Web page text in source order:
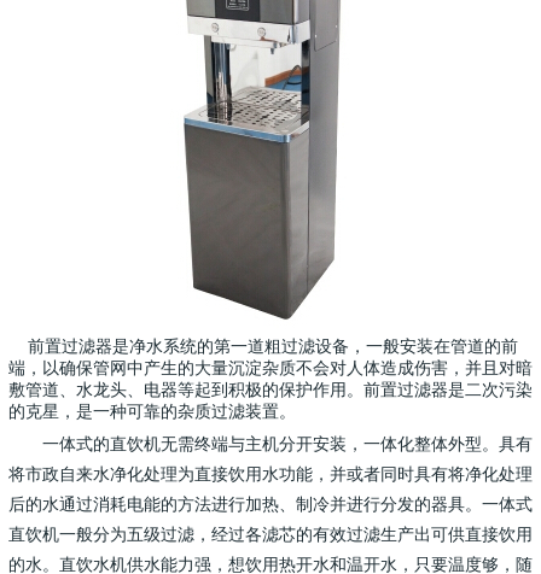
前置过滤器是净水系统的第一道粗过滤设备，一般安装在管道的前
端，以确保管网中产生的大量沉淀杂质不会对人体造成伤害，并且对暗
敷管道、水龙头、电器等起到积极的保护作用。前置过滤器是二次污染
的克星，是一种可靠的杂质过滤装置。
一体式的直饮机无需终端与主机分开安装，一体化整体外型。具有
将市政自来水净化处理为直接饮用水功能，并或者同时具有将净化处理
后的水通过消耗电能的方法进行加热、制冷并进行分发的器具。 一体式
直饮机一般分为五级过滤，经过各滤芯的有效过滤生产出可供直接饮用
的水。 直饮水机供水能力强，想饮用热开水和温开水，只要温度够，随